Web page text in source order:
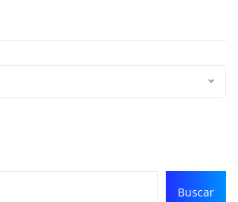
Buscar